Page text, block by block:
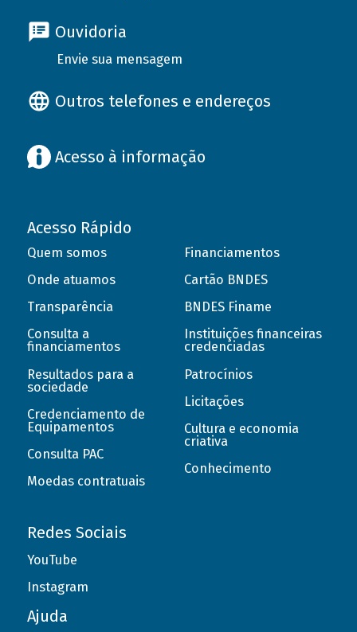
Ouvidoria
Envie sua mensagem
Outros telefones e endereços
Acesso à informação
Acesso Rápido
Quem somos
Onde atuamos
Transparência
Consulta a
financiamentos
Resultados para a
sociedade
Credenciamento de
Equipamentos
Consulta PAC
Moedas contratuais
Financiamentos
Cartão BNDES
BNDES Finame
Instituições financeiras
credenciadas
Patrocínios
Licitações
Cultura e economia
criativa
Conhecimento
Redes Sociais
YouTube
Instagram
Ajuda